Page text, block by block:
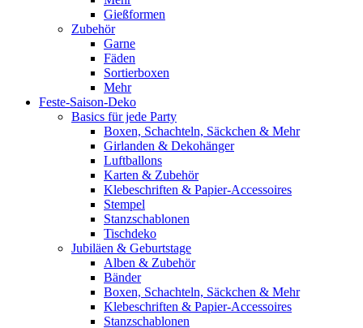
Gießformen
Zubehör
Garne
Fäden
Sortierboxen
Mehr
Feste-Saison-Deko
Basics für jede Party
Boxen, Schachteln, Säckchen & Mehr
Girlanden & Dekohänger
Luftballons
Karten & Zubehör
Klebeschriften & Papier-Accessoires
Stempel
Stanzschablonen
Tischdeko
Jubiläen & Geburtstage
Alben & Zubehör
Bänder
Boxen, Schachteln, Säckchen & Mehr
Klebeschriften & Papier-Accessoires
Stanzschablonen